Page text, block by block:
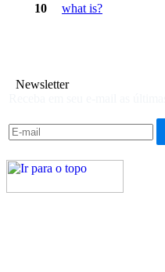
10
what is?
Newsletter